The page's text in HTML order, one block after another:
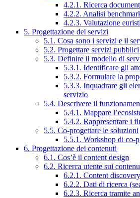
4.2.1. Ricerca
4.2.2. Analisi
4.2.3. Valutazione
5. Progettazione dei servizi
5.1. Cosa sono i servizi e il
5.2. Progettare servizi
5.3. Definire il modello di
5.3.1. Identificare gli
5.3.2. Formulare la
5.3.3. Inquadrare gli
servizio
5.4. Descrivere il
5.4.1. Mappare
5.4.2. Rappresentare i
5.5. Co-progettare le soluzioni
5.5.1. Workshop di co-
6. Progettazione dei contenuti
6.1. Cos’è il content design
6.2. Ricerca utente sui
6.2.1. Content discovery
6.2.2. Dati di ricerca
6.2.3. Ricerca tramite